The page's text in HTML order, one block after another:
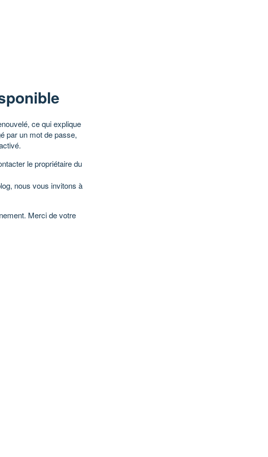
ce qui explique
par un mot de passe,
le propriétaire du
nous vous invitons à
Merci de votre